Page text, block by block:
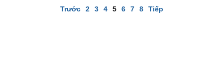
Trước 2 3 4 5 6 7 8 Tiếp